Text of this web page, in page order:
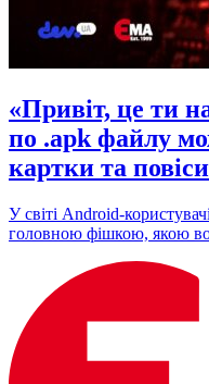
«Привіт, це ти
по .apk файлу
картки та
У світі Android-
головною фішкою, якою